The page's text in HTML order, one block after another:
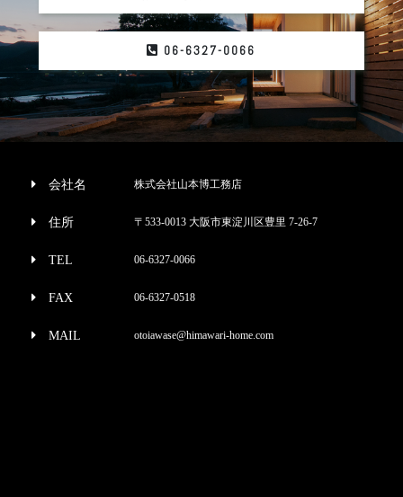
06-6327-0066
会社名 株式会社山本博工務店
住所 〒533-0013 大阪市東淀川区豊里 7-26-7
TEL 06-6327-0066
FAX 06-6327-0518
MAIL otoiawase@himawari-home.com